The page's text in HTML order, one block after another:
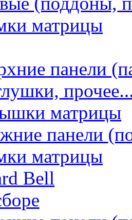
матрицы
панели
матрицы
панели
матрицы
Bell